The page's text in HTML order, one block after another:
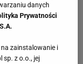
danych
Prywatności
na zainstalowanie i
sp. z o.o., jej